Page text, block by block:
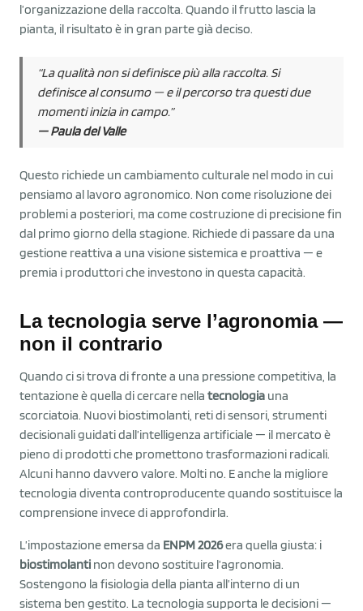
l’organizzazione della raccolta. Quando il frutto lascia la
pianta, il risultato è in gran parte già deciso.
“La qualità non si definisce più alla raccolta. Si
definisce al consumo — e il percorso tra questi due
momenti inizia in campo.”
— Paula del Valle
Questo richiede un cambiamento culturale nel modo in cui
pensiamo al lavoro agronomico. Non come risoluzione dei
problemi a posteriori, ma come costruzione di precisione fin
dal primo giorno della stagione. Richiede di passare da una
gestione reattiva a una visione sistemica e proattiva — e
premia i produttori che investono in questa capacità.
La tecnologia serve l’agronomia —
non il contrario
Quando ci si trova di fronte a una pressione competitiva, la
tentazione è quella di cercare nella tecnologia una
scorciatoia. Nuovi biostimolanti, reti di sensori, strumenti
decisionali guidati dall’intelligenza artificiale — il mercato è
pieno di prodotti che promettono trasformazioni radicali.
Alcuni hanno davvero valore. Molti no. E anche la migliore
tecnologia diventa controproducente quando sostituisce la
comprensione invece di approfondirla.
L’impostazione emersa da ENPM 2026era quella giusta: i
biostimolanti non devono sostituire l’agronomia.
Sostengono la fisiologia della pianta all’interno di un
sistema ben gestito. La tecnologia supporta le decisioni —